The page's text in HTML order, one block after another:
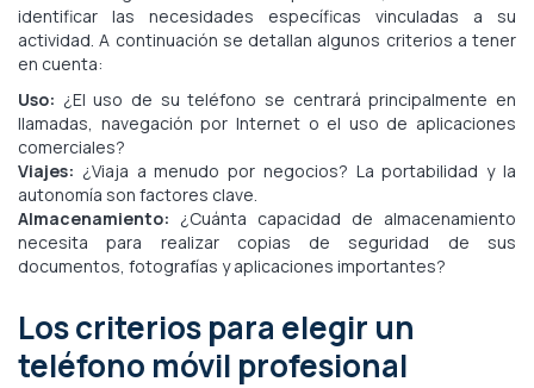
identificar las necesidades específicas vinculadas a su
actividad. A continuación se detallan algunos criterios a tener
en cuenta:
Uso: ¿El uso de su teléfono se centrará principalmente en
llamadas, navegación por Internet o el uso de aplicaciones
comerciales?
Viajes: ¿Viaja a menudo por negocios? La portabilidad y la
autonomía son factores clave.
Almacenamiento: ¿Cuánta capacidad de almacenamiento
necesita para realizar copias de seguridad de sus
documentos, fotografías y aplicaciones importantes?
Los criterios para elegir un
teléfono móvil profesional